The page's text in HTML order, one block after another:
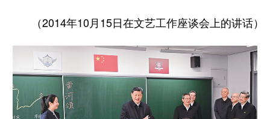
（2014年10月15日在文艺工作座谈会上的讲话）